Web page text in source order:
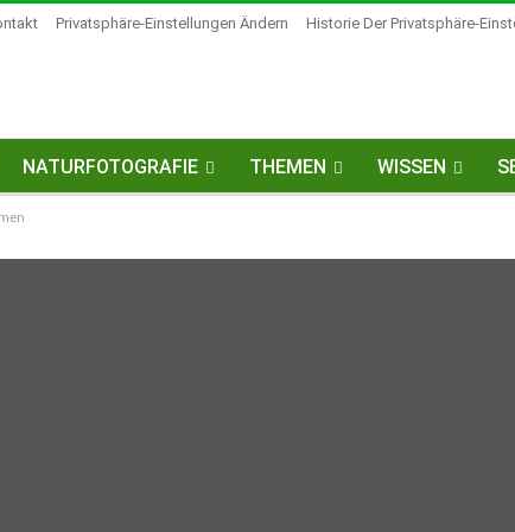
Privatsphäre-Einstellungen Ändern
Historie Der Privatsphäre-
NATURFOTOGRAFIE THEMEN WISSEN